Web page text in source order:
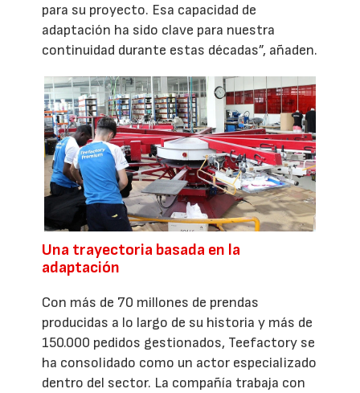
para su proyecto. Esa capacidad de
adaptación ha sido clave para nuestra
continuidad durante estas décadas”, añaden.
Una trayectoria basada en la
adaptación
Con más de 70 millones de prendas
producidas a lo largo de su historia y más de
150.000 pedidos gestionados, Teefactory se
ha consolidado como un actor especializado
dentro del sector. La compañía trabaja con